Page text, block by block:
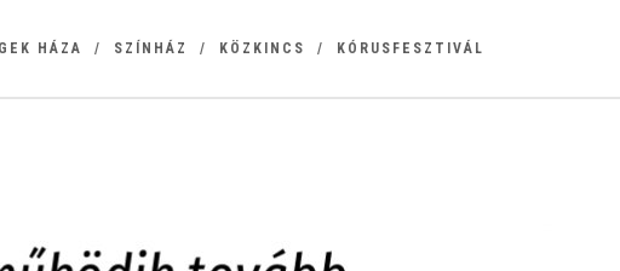
HÁZA SZÍNHÁZ KÖZKINCS KÓRUSFESZTIVÁL